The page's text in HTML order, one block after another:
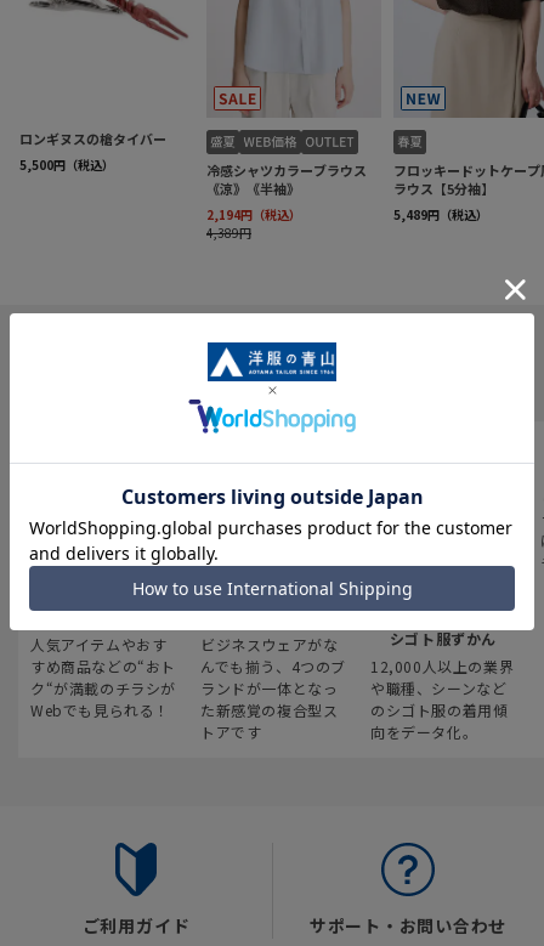
INFORMATION
最新のお買い得情報
人気アイテムやおす
すめ商品などの“おト
ク“が満載のチラシが
Webでも見られる！
スーツスクエア
ビジネスウェアがな
んでも揃う、4つのブ
ランドが一体となっ
た新感覚の複合型ス
トアです
みんなの
シゴト服ずかん
12,000人以上の業界
や職種、シーンなど
のシゴト服の着用傾
向をデータ化。
ご利用ガイド サポート・お問い合わせ